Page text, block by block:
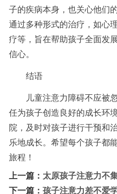
子的疾病本身，也关心他们
通过多种形式的治疗，如心
疗等，旨在帮助孩子全面发
信心。
结语
儿童注意力障碍不应被
任为孩子创造良好的成长环
院，及时对孩子进行干预和
乐地成长。希望每个孩子都
旅程！
上一篇： 太原孩子注意力不
下一篇： 孩子注意力差不爱